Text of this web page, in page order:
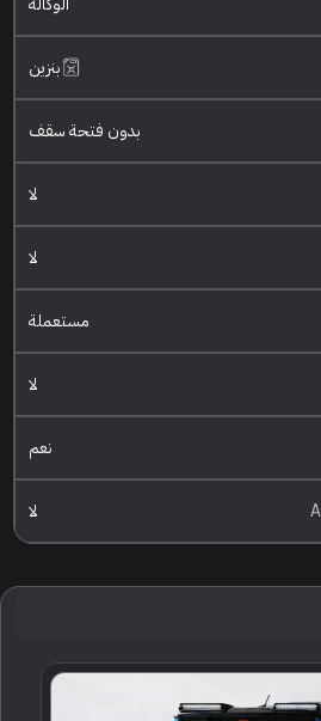
بنزين
بدون فتحة سقف
لا
لا
مستعملة
لا
نعم
لا